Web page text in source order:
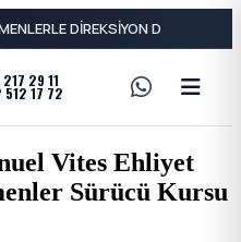
29 11
17 72
Vites Ehliyet
Sürücü Kursu